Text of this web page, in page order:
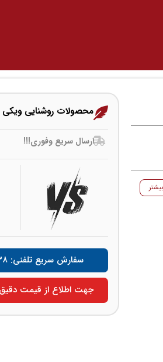
محصولات روشنایی ویکی
ارسال سریع وفوری!!!
سفارش سریع تلفنی: ۰۹۱۲۶۰۶۰۵۳۸
جهت اطلاع از قیمت